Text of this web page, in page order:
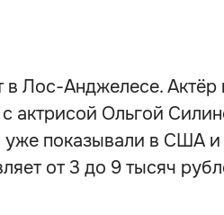
Лос-Анджелесе. Актёр
актрисой Ольгой
уже показывали в США
от 3 до 9 тысяч